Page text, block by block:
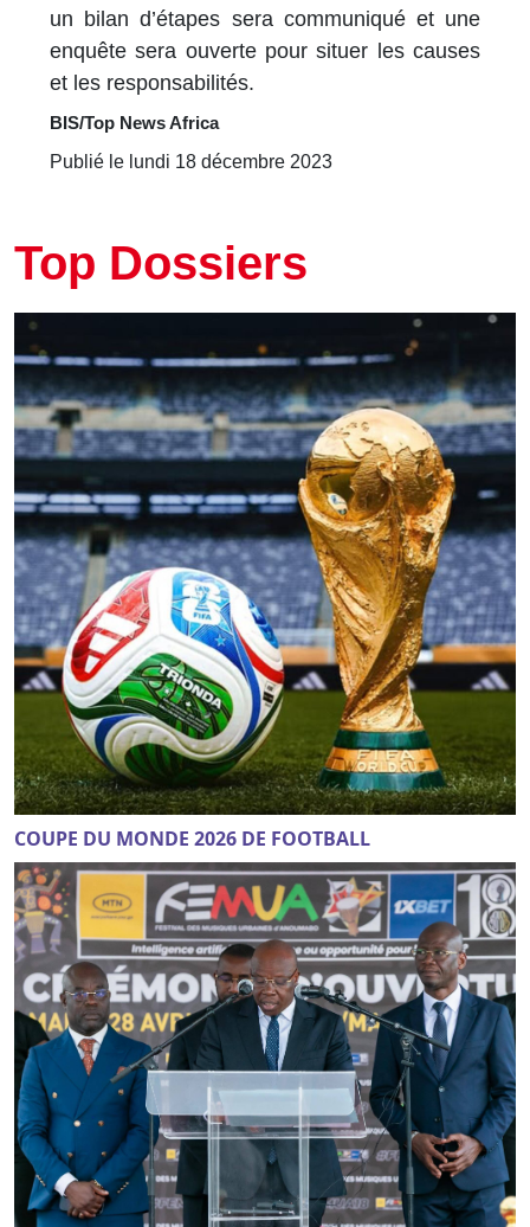
un bilan d’étapes sera communiqué et une
enquête sera ouverte pour situer les causes
et les responsabilités.
BIS/Top News Africa
Publié le lundi 18 décembre 2023
Top Dossiers
COUPE DU MONDE 2026 DE FOOTBALL